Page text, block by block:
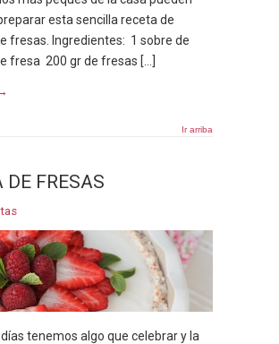
esta sencilla receta de
fresas. Ingredientes: 1 sobre de
fresa 200 gr de fresas […]
Ir arriba
DE FRESAS
tenemos algo que celebrar y la